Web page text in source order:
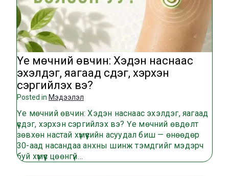
Үе мөчний өвчин: Хэдэн наснаас
эхэлдэг, яагаад үүсдэг, хэрхэн
сэргийлэх вэ?
Posted in Мэдээлэл
Үе мөчний өвчин: Хэдэн наснаас эхэлдэг, яагаад
үүсдэг, хэрхэн сэргийлэх вэ? Үе мөчний өвдөлт
зөвхөн настай хүмүүсийн асуудал биш — өнөөдөр
30-аад насандаа анхны шинж тэмдгийг мэдэрч
буй хүмүүс цөөнгүй…